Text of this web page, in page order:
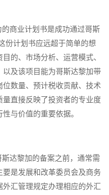
商业计划书是成功通过哥斯
份计划书应远超于简单的想
的、市场分析、运营模式、
及该项目能为哥斯达黎加带
数量、预计税收贡献、技术
直接反映了投资者的专业度
与价值的重要依据。
达黎加的备案之前，通常需
是发展和改革委员会及商务
汇管理规定办理相应的外汇